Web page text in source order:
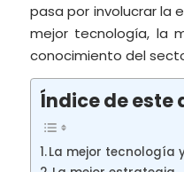
pasa por involucrar la
mejor tecnología, la
conocimiento del
Índice de este
La mejor tecnología